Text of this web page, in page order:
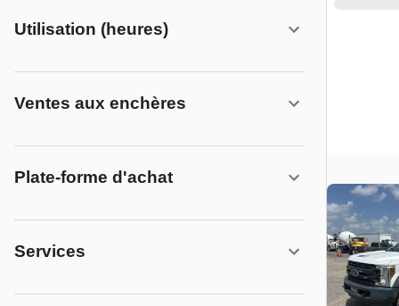
Utilisation (heures)
Ventes aux enchères
Plate-forme d'achat
Services